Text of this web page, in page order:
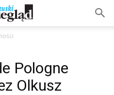
Pologne
Olkusz